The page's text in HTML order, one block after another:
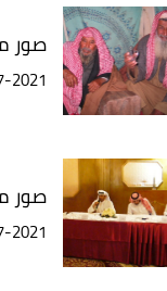
صور
2021
صور
2021